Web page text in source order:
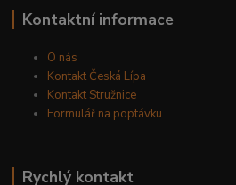
Kontaktní informace
O nás
Kontakt Česká Lípa
Kontakt Stružnice
Formulář na poptávku
Rychlý kontakt